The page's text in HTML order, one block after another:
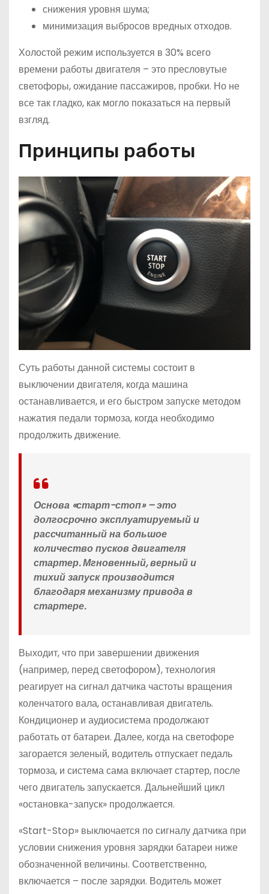
снижения уровня шума;
минимизация выбросов вредных отходов.
Холостой режим используется в 30% всего
времени работы двигателя – это пресловутые
светофоры, ожидание пассажиров, пробки. Но не
все так гладко, как могло показаться на первый
взгляд.
Принципы работы
Суть работы данной системы состоит в
выключении двигателя, когда машина
останавливается, и его быстром запуске методом
нажатия педали тормоза, когда необходимо
продолжить движение.
Основа «старт-стоп» – это
долгосрочно эксплуатируемый и
рассчитанный на большое
количество пусков двигателя
стартер. Мгновенный, верный и
тихий запуск производится
благодаря механизму привода в
стартере.
Выходит, что при завершении движения
(например, перед светофором), технология
реагирует на сигнал датчика частоты вращения
коленчатого вала, останавливая двигатель.
Кондиционер и аудиосистема продолжают
работать от батареи. Далее, когда на светофоре
загорается зеленый, водитель отпускает педаль
тормоза, и система сама включает стартер, после
чего двигатель запускается. Дальнейший цикл
«остановка-запуск» продолжается.
«Start-Stop» выключается по сигналу датчика при
условии снижения уровня зарядки батареи ниже
обозначенной величины. Соответственно,
включается – после зарядки. Водитель может